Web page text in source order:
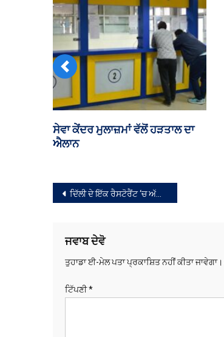
ਪੰਜਾਬ ਦੇ ਸਰਕਾਰੀ ਮੁਲਾਜ਼ਮਾਂ ਤੇ
ਪੈਨਸ਼ਨਰਾਂ ਦੀ DA ਦੀ ਲੜਾਈ ਸੁਪਰੀਮ
Previous
ਸੰਪਾਦਨਾ
ਦਿੱਲੀ ਦੇ ਇੱਕ ਰੈਸਟੋਰੈਂਟ ‘ਚ ਅੱਗ ਲੱਗਣ ਕਾਰਨ 17 ਲੋਕਾਂ ਦੀ ਮੌਤ 38 ਜ਼ਖਮੀ
ਜਵਾਬ ਦੇਵੋ
ਤੁਹਾਡਾ ਈ-ਮੇਲ ਪਤਾ ਪ੍ਰਕਾਸ਼ਿਤ ਨਹੀਂ ਕੀਤਾ ਜਾਵੇਗਾ।
ਟਿੱਪਣੀ*